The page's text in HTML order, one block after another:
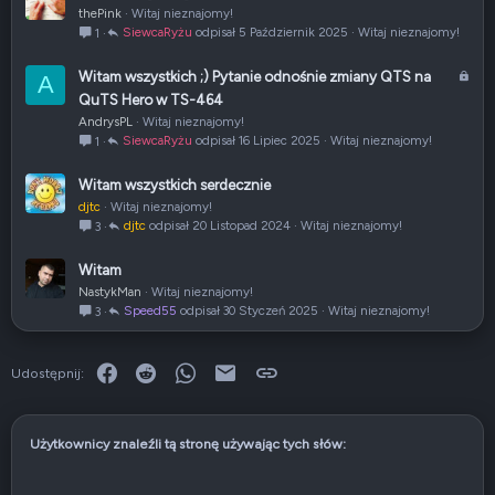
thePink
Witaj nieznajomy!
1
Witaj nieznajomy!
5 Październik 2025
SiewcaRyżu
A
Witam wszystkich ;) Pytanie odnośnie zmiany QTS na
QuTS Hero w TS-464
AndrysPL
Witaj nieznajomy!
1
Witaj nieznajomy!
16 Lipiec 2025
SiewcaRyżu
Witam wszystkich serdecznie
djtc
Witaj nieznajomy!
3
Witaj nieznajomy!
20 Listopad 2024
djtc
Witam
NastykMan
Witaj nieznajomy!
3
Witaj nieznajomy!
30 Styczeń 2025
Speed55
Udostępnij: Facebook
Reddit WhatsApp
E-mailLink
Użytkownicy znaleźli tą stronę używając tych słów: